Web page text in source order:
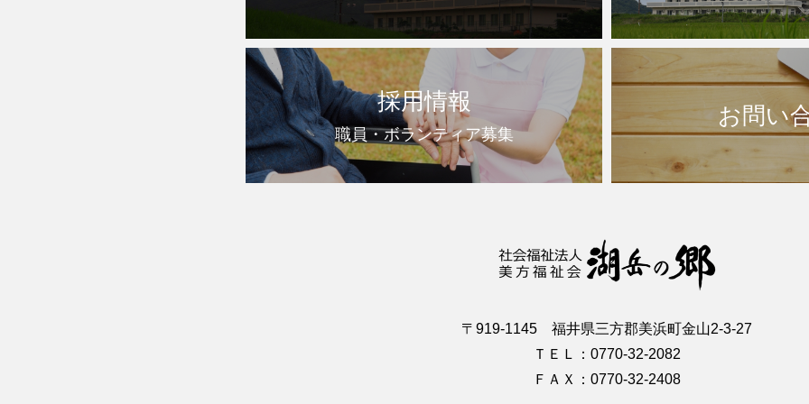
採用情報
職員・ボランティア募集
お問い
〒919-1145 福井県三方郡美浜町金山2-3-27
ＴＥＬ：0770-32-2082
ＦＡＸ：0770-32-2408